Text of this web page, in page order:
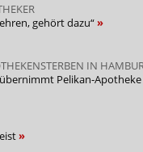
gehört dazu“
IN
Pelikan-Apotheke